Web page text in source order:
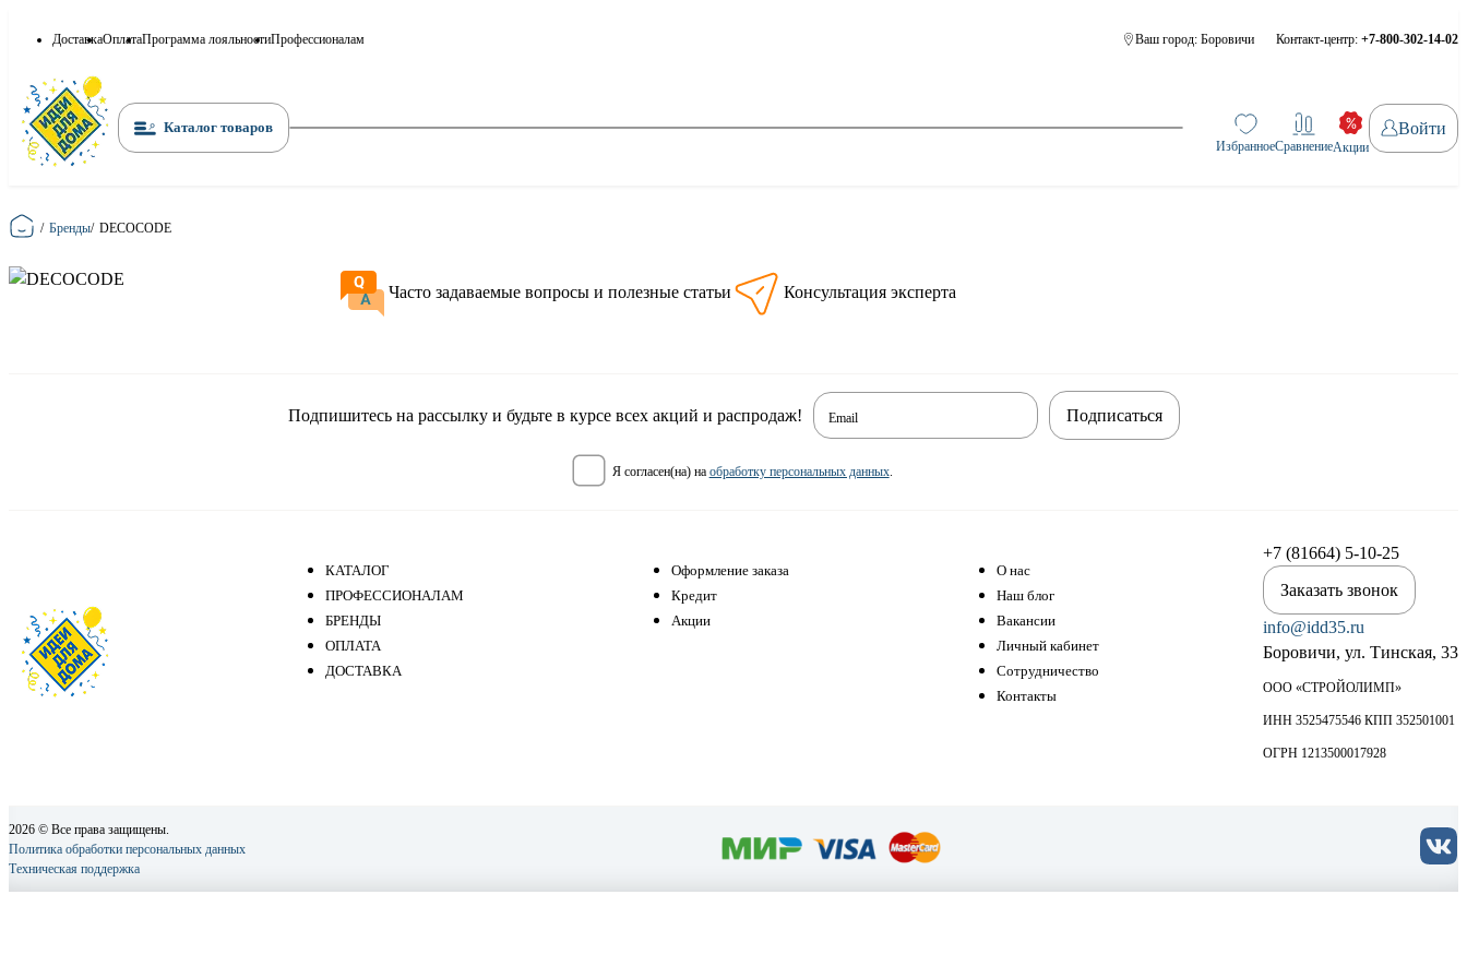
ДоставкаОплатаПрограмма лояльностиПрофессионалам Ваш город: Боровичи Контакт-центр: +7-800-302-14-02
Каталог товаров
ИзбранноеСравнениеАкции
Войти
Главная
/ Бренды/ DECOCODE
Часто задаваемые вопросы и полезные статьи Консультация эксперта
Подпишитесь на рассылку и будьте в курсе всех акций и распродаж! Email
я согласен(на) на обработку персональных данных.
Подписаться
КАТАЛОГ
ПРОФЕССИОНАЛАМ
БРЕНДЫ
ОПЛАТА
ДОСТАВКА
Оформление заказа
Кредит
Акции
О нас
Наш блог
Вакансии
Личный кабинет
Сотрудничество
Контакты
+7 (81664) 5-10-25
Заказать звонок
info@idd35.ru
Боровичи, ул. Тинская, 33
ООО «СТРОЙОЛИМП»
ИНН 3525475546 КПП 352501001
ОГРН 1213500017928
2026 © Все права защищены.
Политика обработки персональных данных
Техническая поддержка